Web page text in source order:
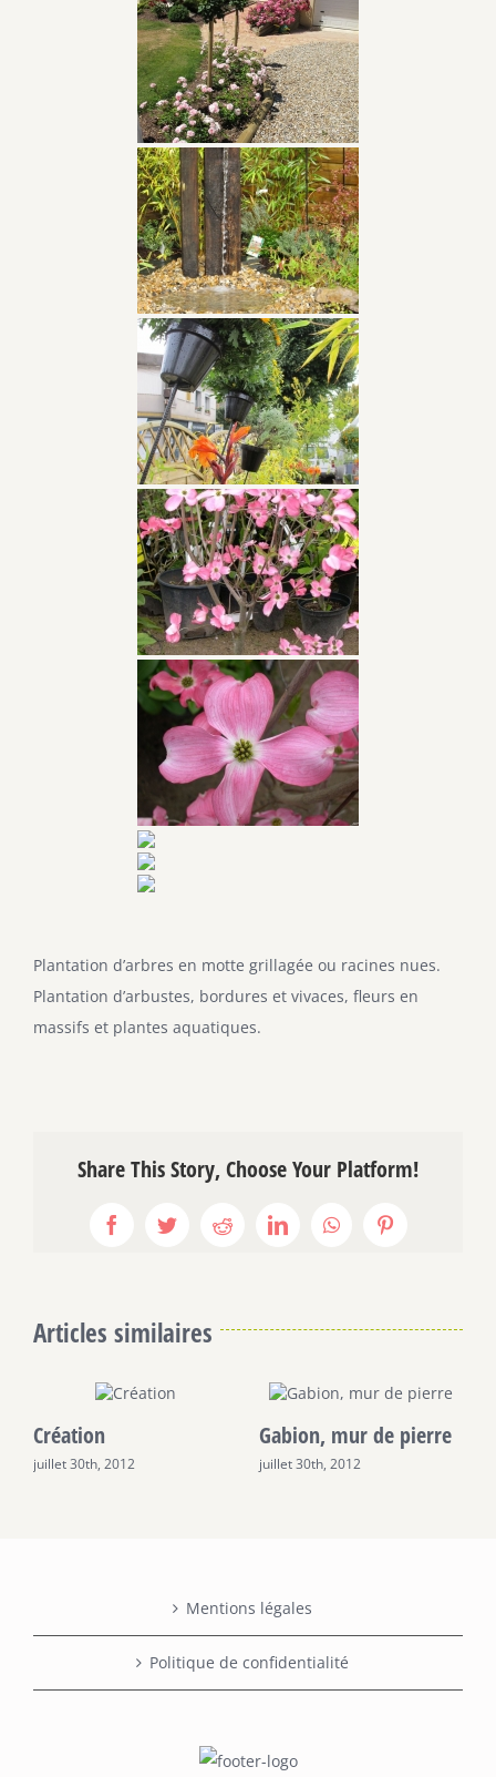
Plantation d’arbres en motte grillagée ou racines nues.
Plantation d’arbustes, bordures et vivaces, fleurs en
massifs et plantes aquatiques.
Share This Story, Choose Your Platform!
FacebookTwitterRedditLinkedInWhatsAppPinterest
Articles similaires
Création
juillet 30th, 2012
Gabion, mur de pierre
juillet 30th, 2012
Mentions légales
Politique de confidentialité